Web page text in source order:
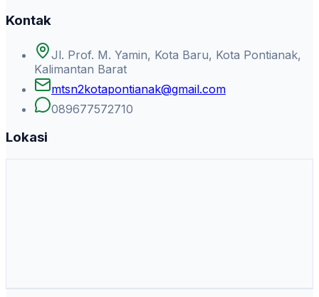
Kontak
Jl. Prof. M. Yamin, Kota Baru, Kota Pontianak,
Kalimantan Barat
mtsn2kotapontianak@gmail.com
089677572710
Lokasi